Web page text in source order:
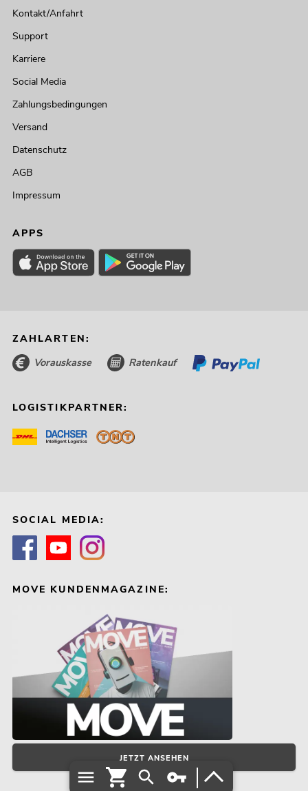
Kontakt/Anfahrt
Support
Karriere
Social Media
Zahlungsbedingungen
Versand
Datenschutz
AGB
Impressum
APPS
ZAHLARTEN:
Vorauskasse Ratenkauf
LOGISTIKPARTNER:
SOCIAL MEDIA:
MOVE KUNDENMAGAZINE:
JETZT ANSEHEN